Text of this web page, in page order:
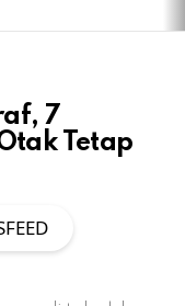
7
Tetap